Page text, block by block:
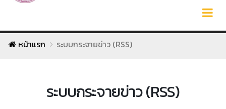
หน้าแรก ระบบกระจายข่าว (RSS)
ระบบกระจายข่าว (RSS)